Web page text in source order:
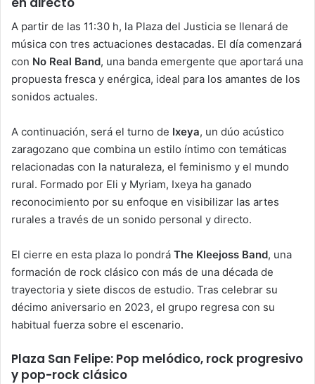
A partir de las 11:30 h, la Plaza del Justicia se llenará de
música con tres actuaciones destacadas. El día comenzará
con No Real Band, una banda emergente que aportará una
propuesta fresca y enérgica, ideal para los amantes de los
sonidos actuales.
A continuación, será el turno de Ixeya, un dúo acústico
zaragozano que combina un estilo íntimo con temáticas
relacionadas con la naturaleza, el feminismo y el mundo
rural. Formado por Eli y Myriam, Ixeya ha ganado
reconocimiento por su enfoque en visibilizar las artes
rurales a través de un sonido personal y directo.
El cierre en esta plaza lo pondrá The Kleejoss Band, una
formación de rock clásico con más de una década de
trayectoria y siete discos de estudio. Tras celebrar su
décimo aniversario en 2023, el grupo regresa con su
habitual fuerza sobre el escenario.
Plaza San Felipe: Pop melódico, rock progresivo
y pop-rock clásico